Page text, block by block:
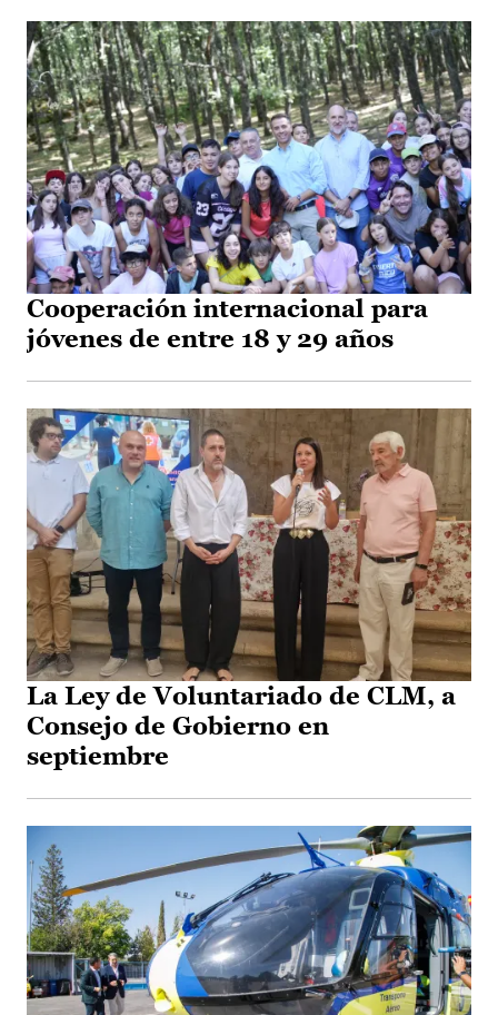
Cooperación internacional para
jóvenes de entre 18 y 29 años
La Ley de Voluntariado de CLM, a
Consejo de Gobierno en
septiembre